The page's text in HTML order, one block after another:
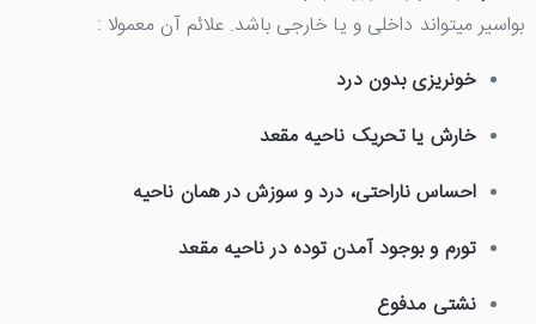
بواسیر میتواند داخلی و یا خارجی باشد. علائم آن معمولا :
خونریزی بدون درد
خارش یا تحریک ناحیه مقعد
احساس ناراحتی، درد و سوزش در همان ناحیه
تورم و بوجود آمدن توده در ناحیه مقعد
نشتی مدفوع